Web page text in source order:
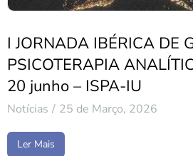
I JORNADA IBÉRICA DE
PSICOTERAPIA
20 junho – ISPA-IU
Notícias 25 de Março, 2026
Ler Mais